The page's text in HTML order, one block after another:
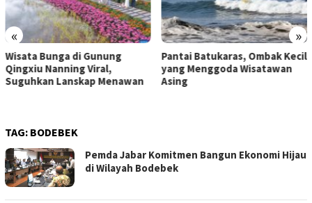
« »
Pantai Batukaras, Ombak Kecil
yang Menggoda Wisatawan
Asing
Senja di Pantai
Wisatawan Menikmati Sore
dengan Bermain hingga
TAG: BODEBEK
Pemda Jabar Komitmen Bangun Ekonomi Hijau
di Wilayah Bodebek